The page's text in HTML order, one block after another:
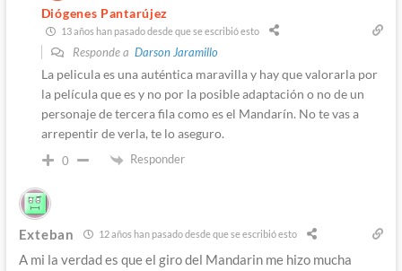
Diógenes Pantarújez
13 años han pasado desde que se escribió esto
Responde a Darson Jaramillo
La pelicula es una auténtica maravilla y hay que valorarla por
la película que es y no por la posible adaptación o no de un
personaje de tercera fila como es el Mandarín. No te vas a
arrepentir de verla, te lo aseguro.
0 Responder
Exteban 12 años han pasado desde que se escribió esto
A mi la verdad es que el giro del Mandarin me hizo mucha